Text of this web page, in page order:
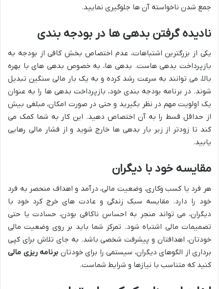
جمع شدن ناخواسته آن ها جلوگیری نمایید.
نادیده گرفتن بدهی ها در بودجه بندی
یکی از بزرگترین اشتباهات، عدم اختصاص بخش کافی از بودجه به
بازپرداخت بدهی هاست. بدهی ها، به خصوص بدهی های با بهره
بالا، می توانند به سرعت رشد کرده و به یک بار مالی سنگین تبدیل
شوند. در برنامه بودجه بندی خود، بازپرداخت بدهی ها را به عنوان
یک اولویت مهم در نظر بگیرید و حتی در صورت امکان، مبلغی بیش
از حداقل قسط را به آن اختصاص دهید. این کار به شما کمک می
کند تا زودتر از زیر بار بدهی ها خارج شوید و از فشار مالی رهایی
یابید.
مقایسه خود با دیگران
هر فرد یا کسب وکاری، وضعیت مالی، درآمد و اهداف منحصر به فرد
خود را دارد. مقایسه سبک زندگی و عادت های خرج کرد خود با
دیگران، می تواند منجر به احساس ناکافی بودن، حسادت یا حتی
تصمیمات مالی اشتباه شود. تمرکز شما باید بر روی وضعیت مالی
خودتان، اهدافتان و پیشرفت شخصی باشد. به جای تلاش برای کپی
برداری از الگوهای دیگران، سیستمی را برای خودتان برنامه ریزی مالی
کنید که متناسب با نیازها و شرایط شماست.